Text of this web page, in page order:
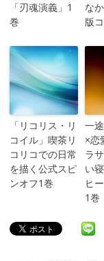
「刃魂演義」1
巻
な
版
「リコリス・リ
コイル」喫茶リ
コリコでの日常
を描く公式スピ
ンオフ1巻
一
×恋
ラ
い
ヒ
1巻